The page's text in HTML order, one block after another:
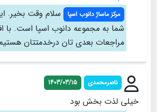
مرکز ماساژ دانوب اسپا
سلام وقت بخیر.
شما به مجموعه دانوب اسپا است. با
مراجعات بعدی تان درخدمتتان
ناصرمحمدی 1403/03/15
خیلی لذت بخش بود